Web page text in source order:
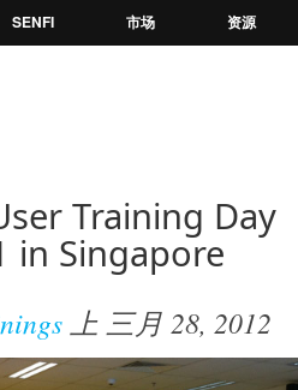
SENFI 市场 资源
Training Day
in Singapore
上 三月 28, 2012